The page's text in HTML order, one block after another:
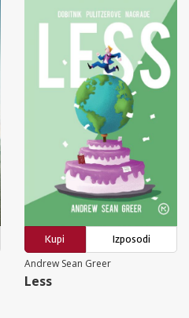
Kupi
Izposodi
Andrew Sean Greer
Less